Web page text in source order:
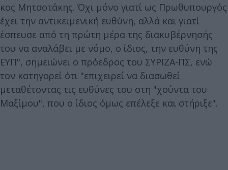
κος Μητσοτάκης. Όχι μόνο γιατί ως Πρωθυπουργός
έχει την αντικειμενική ευθύνη, αλλά και γιατί
έσπευσε από τη πρώτη μέρα της διακυβέρνησής
του να αναλάβει με νόμο, ο ίδιος, την ευθύνη της
ΕΥΠ", σημειώνει ο πρόεδρος του ΣΥΡΙΖΑ-ΠΣ, ενώ
τον κατηγορεί ότι "επιχειρεί να διασωθεί
μεταθέτοντας τις ευθύνες του στη "χούντα του
Μαξίμου", που ο ίδιος όμως επέλεξε και στήριξε".